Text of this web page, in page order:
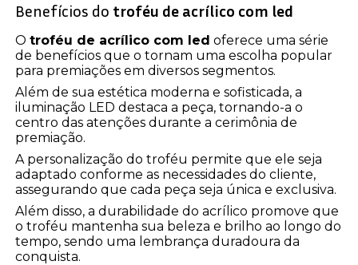
Benefícios do troféu de acrílico com led
Otroféu de acrílico com led oferece uma série
de benefícios que o tornam uma escolha popular
para premiações em diversos segmentos.
Além de sua estética moderna e sofisticada, a
iluminação LED destaca a peça, tornando-a o
centro das atenções durante a cerimônia de
premiação.
A personalização do troféu permite que ele seja
adaptado conforme as necessidades do cliente,
assegurando que cada peça seja única e exclusiva.
Além disso, a durabilidade do acrílico promove que
o troféu mantenha sua beleza e brilho ao longo do
tempo, sendo uma lembrança duradoura da
conquista.